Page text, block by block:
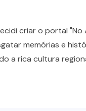
criar o portal "No
memórias e
a rica cultura